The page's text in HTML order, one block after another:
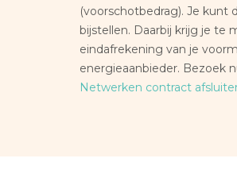
(voorschotbedrag). Je kunt
bijstellen. Daarbij krijg je te
eindafrekening van je
energieaanbieder. Bezoek
Netwerken contract